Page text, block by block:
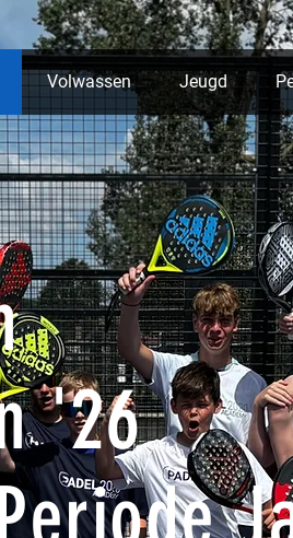
Volwassen Jeugd
'26